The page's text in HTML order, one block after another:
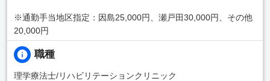
※通勤手当地区指定：因島25,000円、瀬戸田30,000円、その他
20,000円
職種
理学療法士/リハビリテーションクリニック